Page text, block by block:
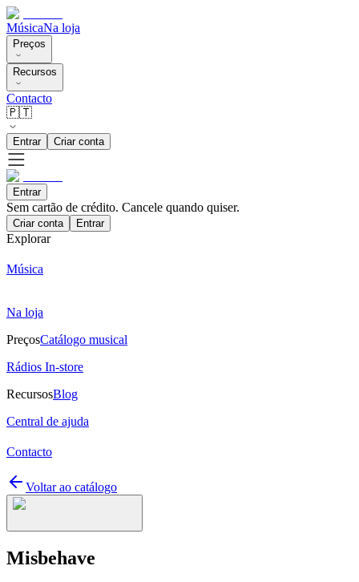
MúsicaNa loja
Preços
Recursos
Contacto
🇵🇹
Entrar Criar conta
Entrar
Sem cartão de crédito. Cancele quando quiser.
Criar conta Entrar
Explorar
Música
Na loja
PreçosCatálogo musical
Rádios In-store
RecursosBlog
Central de ajuda
Contacto
Voltar ao catálogo
Misbehave